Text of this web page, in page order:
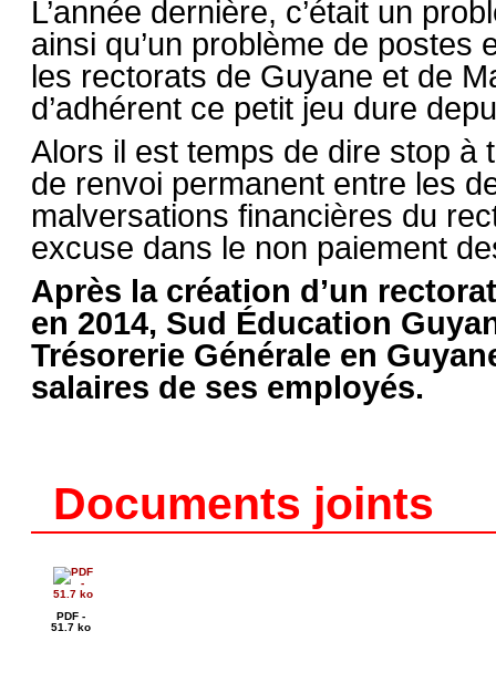
L’année dernière, c’était un
ainsi qu’un problème de postes
les rectorats de Guyane et de
d’adhérent ce petit jeu dure
Alors il est temps de dire stop
de renvoi permanent entre les
malversations financières du
excuse dans le non paiement
Après la création d’un
en 2014, Sud Éducation
Trésorerie Générale en
salaires de ses employés.
Documents joints
PDF -
51.7 ko